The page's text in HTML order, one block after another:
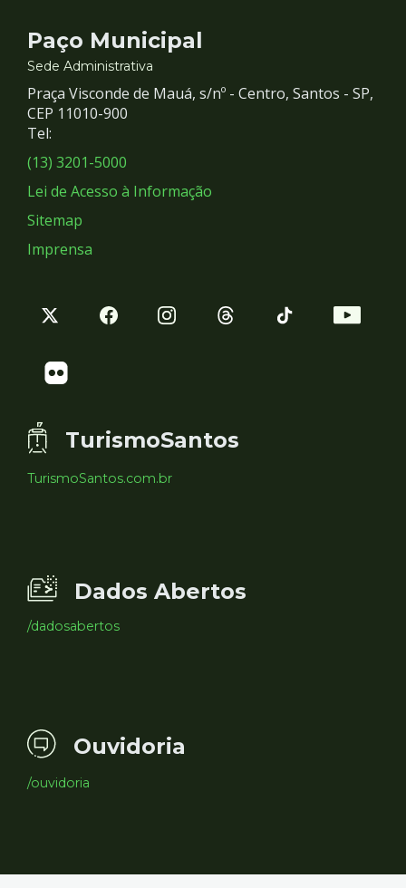
Contato
e
Redes
Sociais
Paço Municipal
Sede Administrativa
Praça Visconde de Mauá, s/nº - Centro, Santos - SP,
CEP 11010-900
Tel:
(13) 3201-5000
Lei de Acesso à Informação
Sitemap
Imprensa
TurismoSantos
TurismoSantos.com.br
Dados Abertos
/dadosabertos
Ouvidoria
/ouvidoria